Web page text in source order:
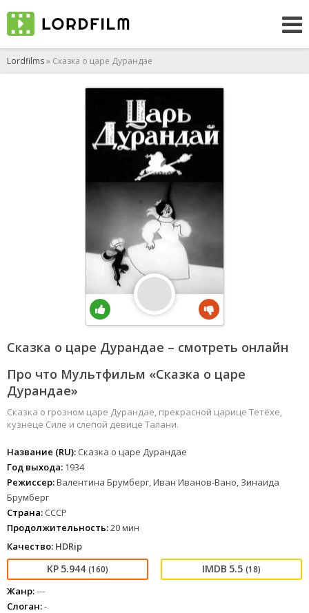
Lordfilms» Сказка о царе Дурандае
Сказка о царе Дурандае – смотреть онлайн
Про что Мультфильм «Сказка о царе
Дурандае»
Сказка о грозном царе Дурандае, прекрасной царице Тетёхе,
кузнеце Силе и слепой девице Талани.
Название (RU): Сказка о царе Дурандае
Год выхода: 1934
Режиссер:Валентина Брумберг, Иван Иванов-Вано, Зинаида
Брумберг
Страна: СССР
Продолжительность:20 мин
Качество: HDRip
5.944 (160) 5.5 (18)
Жанр:---
Слоган:-